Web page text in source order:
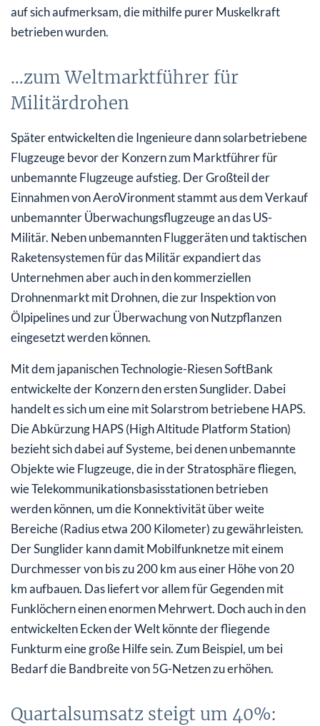
auf sich aufmerksam, die mithilfe purer Muskelkraft
betrieben wurden.
…zum Weltmarktführer für
Militärdrohen
Später entwickelten die Ingenieure dann solarbetriebene
Flugzeuge bevor der Konzern zum Marktführer für
unbemannte Flugzeuge aufstieg. Der Großteil der
Einnahmen von AeroVironment stammt aus dem Verkauf
unbemannter Überwachungsflugzeuge an das US-
Militär. Neben unbemannten Fluggeräten und taktischen
Raketensystemen für das Militär expandiert das
Unternehmen aber auch in den kommerziellen
Drohnenmarkt mit Drohnen, die zur Inspektion von
Ölpipelines und zur Überwachung von Nutzpflanzen
eingesetzt werden können.
Mit dem japanischen Technologie-Riesen SoftBank
entwickelte der Konzern den ersten Sunglider. Dabei
handelt es sich um eine mit Solarstrom betriebene HAPS.
Die Abkürzung HAPS (High Altitude Platform Station)
bezieht sich dabei auf Systeme, bei denen unbemannte
Objekte wie Flugzeuge, die in der Stratosphäre fliegen,
wie Telekommunikationsbasisstationen betrieben
werden können, um die Konnektivität über weite
Bereiche (Radius etwa 200 Kilometer) zu gewährleisten.
Der Sunglider kann damit Mobilfunknetze mit einem
Durchmesser von bis zu 200 km aus einer Höhe von 20
km aufbauen. Das liefert vor allem für Gegenden mit
Funklöchern einen enormen Mehrwert. Doch auch in den
entwickelten Ecken der Welt könnte der fliegende
Funkturm eine große Hilfe sein. Zum Beispiel, um bei
Bedarf die Bandbreite von 5G-Netzen zu erhöhen.
Quartalsumsatz steigt um 40%: